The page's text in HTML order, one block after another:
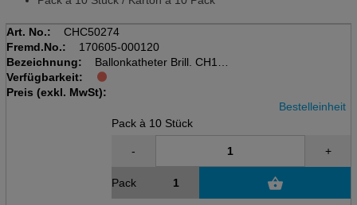
Art. No.:
CHC50274
Fremd.No.:
170605-000120
Bezeichnung:
Ballonkatheter Brill. CH12
Pack à 10 Stk., steril, 10ml
zylindrisch, 2weg, 41cm
Verfügbarkeit:
Preis (exkl. MwSt):
Bestelleinheit
Pack à 10 Stück
- +
Pack